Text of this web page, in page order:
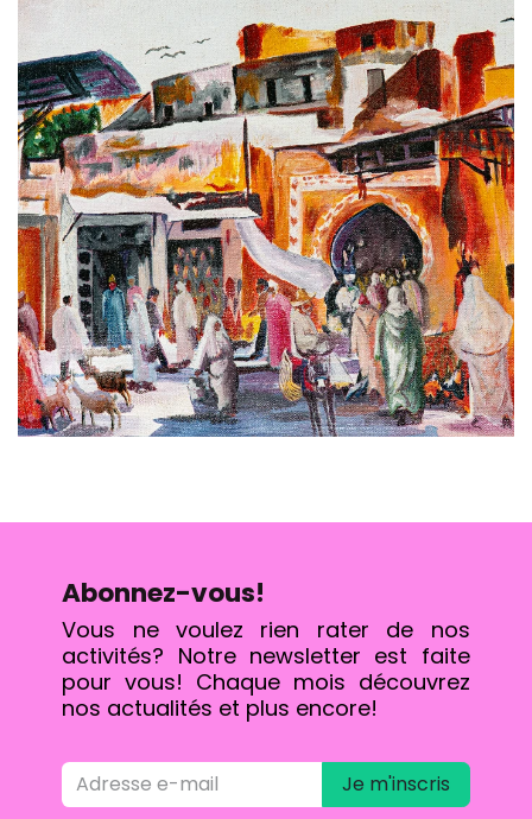
Abonnez-vous!
Vous ne voulez rien rater de nos
activités? Notre newsletter est faite
pour vous! Chaque mois découvrez
nos actualités et plus encore!
Je m'inscris